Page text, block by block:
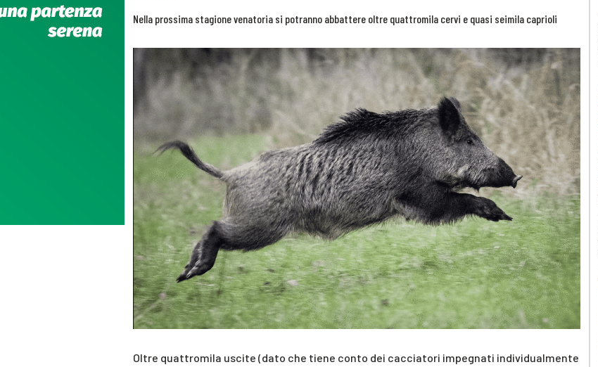
Nella prossima stagione venatoria si potranno abbattere oltre quattromila cervi e quasi seimila caprioli
Oltre quattromila uscite (dato che tiene conto dei cacciatori impegnati individualmente